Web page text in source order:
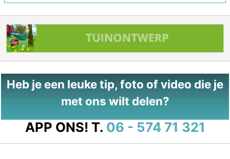
Heb je een leuke tip, foto of video die je
met ons wilt delen?
APP ONS! T. 06 - 574 71 321